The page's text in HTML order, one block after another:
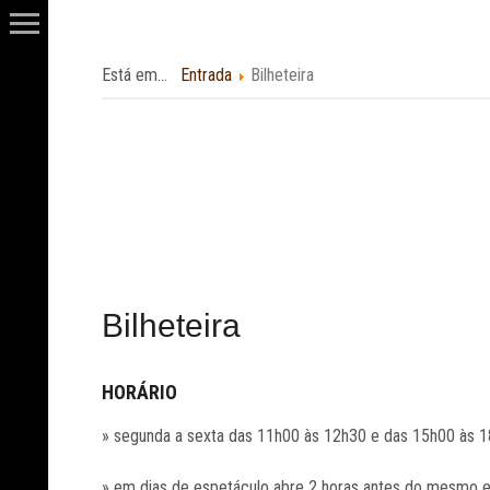
Está em... Entrada Bilheteira
Bilheteira
HORÁRIO
» segunda a sexta das 11h00 às 12h30 e das 15h00 às